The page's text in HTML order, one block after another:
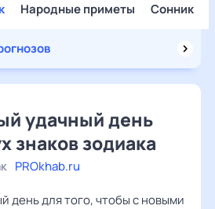
Народные приметы Сонник
удачный день
знаков зодиака
PROkhab.ru
день для того, чтобы с новыми